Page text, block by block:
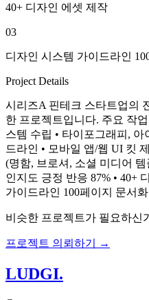
40+ 디자인 에셋 제작
03
디자인 시스템 가이드라인
Project Details
시리즈A 핀테크 스타트업의
한 프로젝트입니다. 주요 작
스템 수립 • 타이포그래피, 아
드라인 • 모바일 앱/웹 UI 킷
(명함, 브로셔, 소셜 미디어
인지도 긍정 반응 87% • 40+
가이드라인 100페이지 문서화
비슷한 프로젝트가 필요하신
프로젝트 의뢰하기 →
LUDGI.